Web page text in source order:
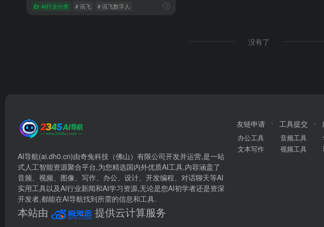
AI行业分类 # 讯飞 # 讯飞数字人
没有了
AI导航(ai.dh0.cn)由奇兔科技（佛山）有限公司开发并运营,是一站
式人工智能资源聚合平台,为您精选国内外优质AI工具,内容涵盖了
音频、视频、图像、写作、办公、设计、开发编程、对话聊天等AI
实用工具以及AI行业新闻和AI学习资源,无论是您AI初学者还是资深
开发者,都能在AI导航找到所需的信息和工具.
本站由 提供云计算服务
友链申请
办公工具
文本写作
工具提交
音频工具
视频工具